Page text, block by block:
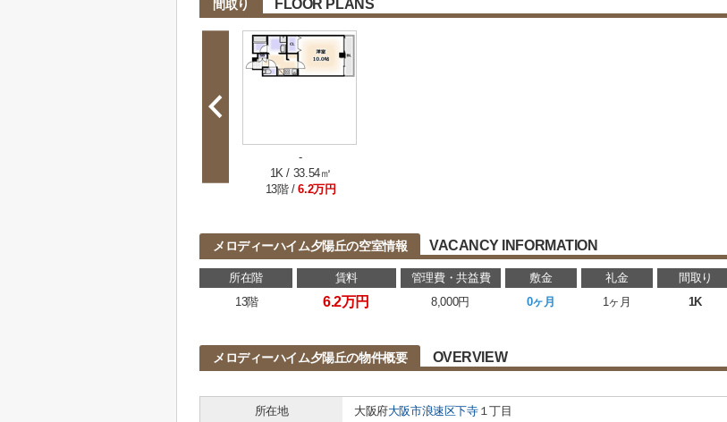
間取り FLOOR PLANS
-
1K / 33.54㎡
13階 /6.2万円
メロディーハイム夕陽丘の空室情報 VACANCY INFORMATION
所在階 賃料 管理費・共益費 敷金 礼金 間取り
13階
6.2万円 8,000円 0ヶ月 1ヶ月 1K
メロディーハイム夕陽丘の物件概要 OVERVIEW
所在地
大阪府大阪市浪速区下寺１丁目